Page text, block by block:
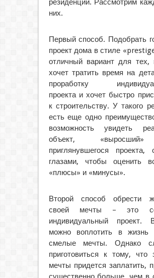
резиденции. Рассмотрим
них.
Первый способ. Подобрать
проект дома в стиле
отличный вариант для тех,
хочет тратить время на
проработку
проекта и хочет быстро
к строительству. У такого
есть еще одно
возможность увидеть
объект,
приглянувшегося проекта,
глазами, чтобы оценить
«плюсы» и «минусы».
Второй способ обрести
своей мечты – это
индивидуальный
можно воплотить в жизнь
смелые мечты. Однако
приготовиться к тому, что
мечты придется заплатить,